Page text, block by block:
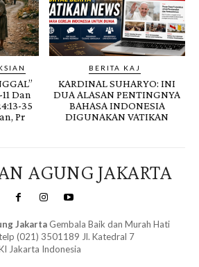
Dan
35
Pr
BERITA KAJ
KARDINAL SUHARYO: INI
DUA ALASAN PENTINGNYA
BAHASA INDONESIA
DIGUNAKAN VATIKAN
AGUNG JAKARTA
Jakarta Gembala Baik dan Murah Hati
(021) 3501189 Jl. Katedral 7
Jakarta Indonesia